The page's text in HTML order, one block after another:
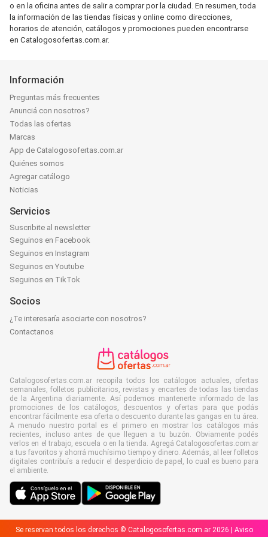
o en la oficina antes de salir a comprar por la ciudad. En resumen, toda
la información de las tiendas físicas y online como direcciones,
horarios de atención, catálogos y promociones pueden encontrarse
en Catalogosofertas.com.ar.
Información
Preguntas más frecuentes
Anunciá con nosotros?
Todas las ofertas
Marcas
App de Catalogosofertas.com.ar
Quiénes somos
Agregar catálogo
Noticias
Servicios
Suscribite al newsletter
Seguinos en Facebook
Seguinos en Instagram
Seguinos en Youtube
Seguinos en TikTok
Socios
¿Te interesaría asociarte con nosotros?
Contactanos
Catalogosofertas.com.ar recopila todos los catálogos actuales, ofertas
semanales, folletos publicitarios, revistas y encartes de todas las tiendas
de la Argentina diariamente. Así podemos mantenerte informado de las
promociones de los catálogos, descuentos y ofertas para que podás
encontrar fácilmente esa oferta o descuento durante las gangas en tu área.
A menudo nuestro portal es el primero en mostrar los catálogos más
recientes, incluso antes de que lleguen a tu buzón. Obviamente podés
verlos en el trabajo, escuela o en la tienda. Agregá Catalogosofertas.com.ar
a tus favoritos y ahorrá muchísimo tiempo y dinero. Además, al leer folletos
digitales contribuís a reducir el desperdicio de papel, lo cual es bueno para
el ambiente.
Se reservan todos los derechos © Catalogosofertas.com.ar 2026 | Aviso